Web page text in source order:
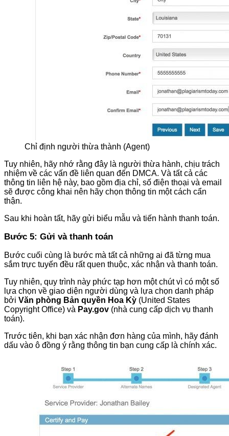
Chỉ định người thừa thành (Agent)
Tuy nhiên, hãy nhớ rằng đây là người thừa hành, chịu trách
nhiệm về các vấn đề liên quan đến DMCA. Và tất cả các
thông tin liên hệ này, bao gồm địa chỉ, số điện thoại và email
sẽ được công khai nên hãy chọn thông tin một cách cẩn
thận.
Sau khi hoàn tất, hãy gửi biểu mẫu và tiến hành thanh toán.
Bước 5: Gửi và thanh toán
Bước cuối cùng là bước mà tất cả những ai đã từng mua
sắm trực tuyến đều rất quen thuộc, xác nhận và thanh toán.
Tuy nhiên, quy trình này phức tạp hơn một chút vì có một số
lựa chọn về giao diện người dùng và lựa chọn danh pháp
bởi Văn phòng Bản quyền Hoa Kỳ (United States
Copyright Office) và Pay.gov (nhà cung cấp dịch vụ thanh
toán).
Trước tiên, khi bạn xác nhận đơn hàng của mình, hãy đánh
dấu vào ô đồng ý rằng thông tin bạn cung cấp là chính xác.